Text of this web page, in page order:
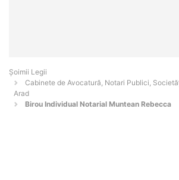
Șoimii Legii
Cabinete de Avocatură, Notari Publici,
Arad
Birou Individual Notarial Muntean Rebecca